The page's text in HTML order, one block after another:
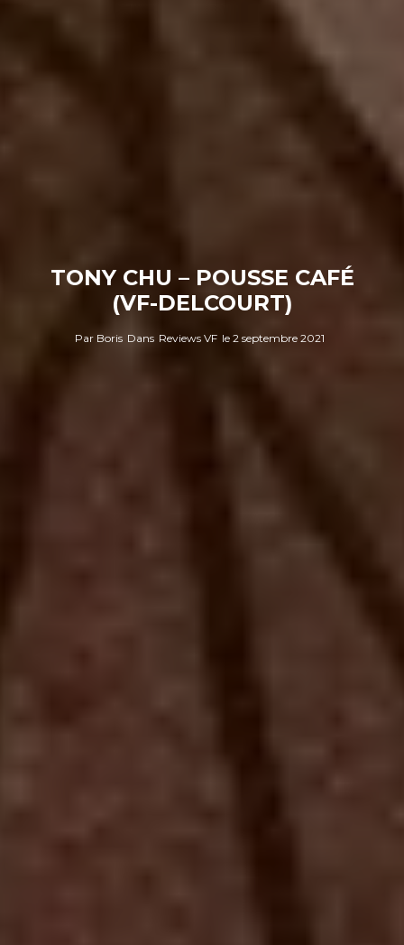
TONY CHU – POUSSE CAFÉ
(VF-DELCOURT)
Par Boris Dans Reviews VF le 2 septembre 2021